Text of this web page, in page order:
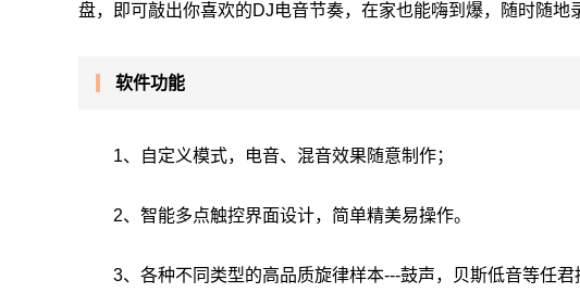
盘，即可敲出你喜欢的DJ电音节奏，在家也能嗨到爆，随时随地
软件功能
1、自定义模式，电音、混音效果随意制作；
2、智能多点触控界面设计，简单精美易操作。
3、各种不同类型的高品质旋律样本---鼓声，贝斯低音等任君